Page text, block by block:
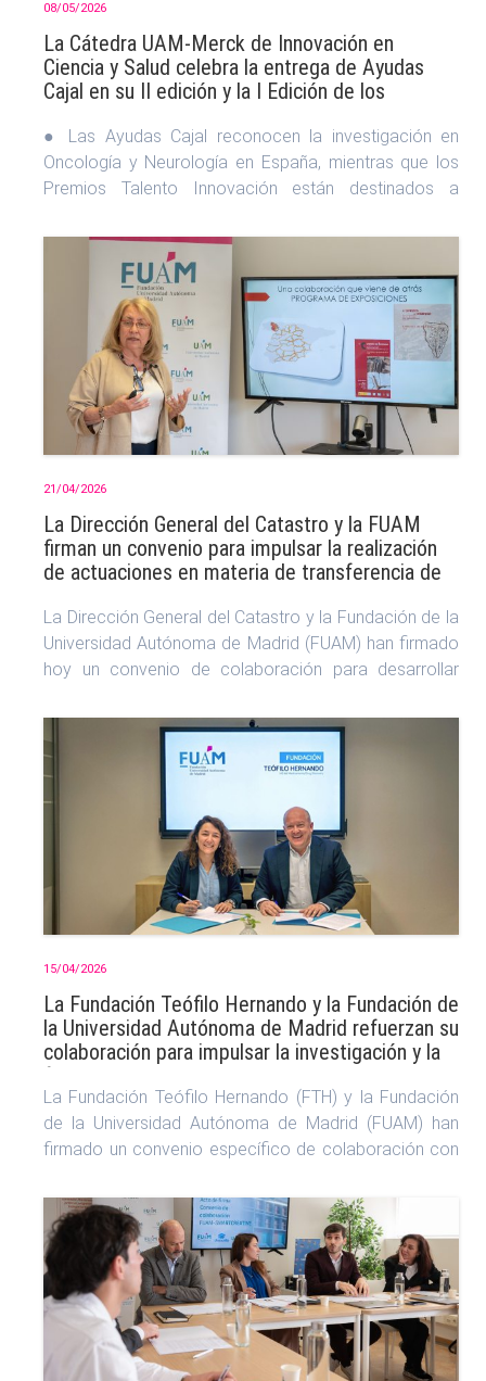
08/05/2026
La Cátedra UAM-Merck de Innovación en
Ciencia y Salud celebra la entrega de Ayudas
Cajal en su II edición y la I Edición de los
● Las Ayudas Cajal reconocen la investigación en
Oncología y Neurología en España, mientras que los
Premios Talento Innovación están destinados a
áre...
21/04/2026
La Dirección General del Catastro y la FUAM
firman un convenio para impulsar la realización
de actuaciones en materia de transferencia de
La Dirección General del Catastro y la Fundación de la
Universidad Autónoma de Madrid (FUAM) han firmado
hoy un convenio de colaboración para desarrollar
15/04/2026
La Fundación Teófilo Hernando y la Fundación de
la Universidad Autónoma de Madrid refuerzan su
colaboración para impulsar la investigación y la
formación en el ámbito del medicamento
La Fundación Teófilo Hernando (FTH) y la Fundación
de la Universidad Autónoma de Madrid (FUAM) han
firmado un convenio específico de colaboración con